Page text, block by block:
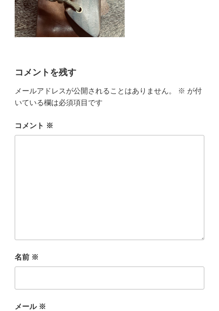
コメントを残す
メールアドレスが公開されることはありません。 ※ が付
いている欄は必須項目です
コメント ※
名前 ※
メール ※